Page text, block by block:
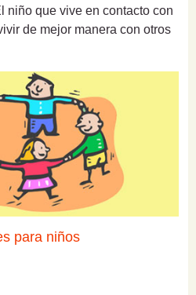
niño que vive en contacto con
de mejor manera con otros
para niños